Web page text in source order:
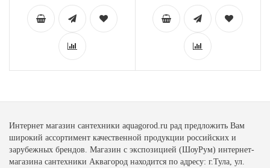
Интернет магазин сантехники aquagorod.ru рад предложить Вам
широкий ассортимент качественной продукции российских и
зарубежных брендов. Магазин с экспозицией (ШоуРум) интернет-
магазина сантехники Аквагород находится по адресу: г.Тула, ул.